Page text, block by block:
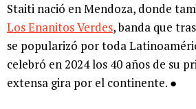
Staiti nació en Mendoza, donde
Los Enanitos Verdes, banda que
se popularizó por toda
celebró en 2024 los 40 años de su
extensa gira por el continente. ●